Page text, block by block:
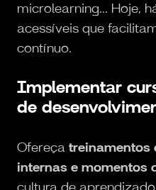
microlearning... Hoje,
acessíveis que
contínuo.
Implementar
de
Ofereça treinamentos
internas e momentos
cultura de